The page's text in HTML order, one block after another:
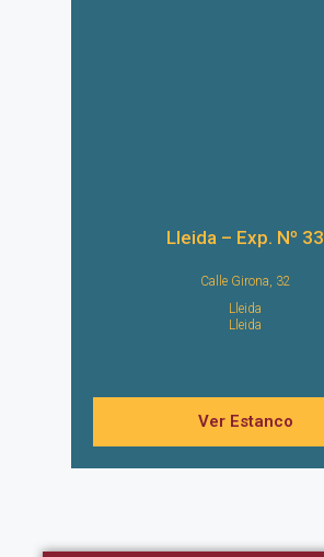
Lleida – Exp. Nº 33
Calle Girona, 32
Lleida
Lleida
Ver Estanco